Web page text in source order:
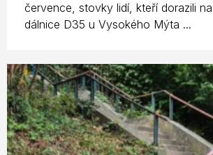
července, stovky lidí, kteří dorazili
dálnice D35 u Vysokého Mýta ...